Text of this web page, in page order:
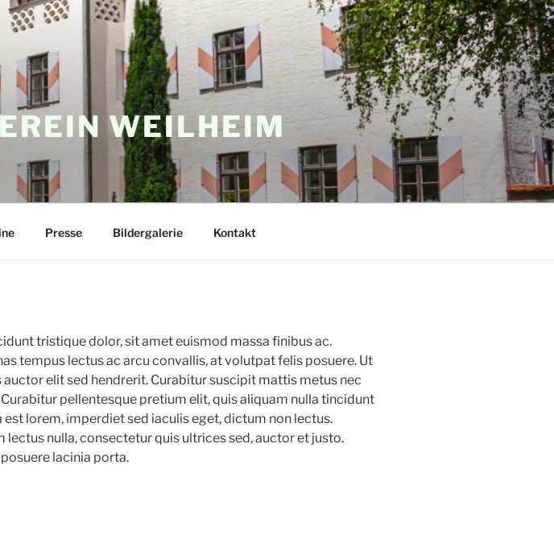
WEILHEIM
Presse Bildergalerie Kontakt
tristique dolor, sit amet euismod massa finibus ac.
tempus lectus ac arcu convallis, at volutpat felis posuere. Ut
elit sed hendrerit. Curabitur suscipit mattis metus nec
pellentesque pretium elit, quis aliquam nulla tincidunt
est lorem, imperdiet sed iaculis eget, dictum non lectus.
lectus nulla, consectetur quis ultrices sed, auctor et justo.
lacinia porta.